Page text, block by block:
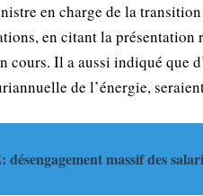
en charge de la
en citant la présentation
cours. Il a aussi indiqué que
de l’énergie,
désengagement massif des